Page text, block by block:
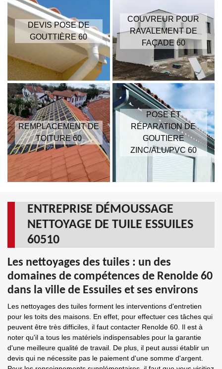
DEVIS POSE DE
GOUTTIÈRE 60
COUVREUR POUR
RAVALEMENT DE
FAÇADE 60
REMPLACEMENT DE
TOITURE 60
POSE ET
RÉPARATION DE
GOUTIERE
ZINC/ALU/PVC 60
ENTREPRISE DÉMOUSSAGE
NETTOYAGE DE TUILE ESSUILES
60510
Les nettoyages des tuiles : un des
domaines de compétences de Renolde 60
dans la ville de Essuiles et ses environs
Les nettoyages des tuiles forment les interventions d'entretien
pour les toits des maisons. En effet, pour effectuer ces tâches qui
peuvent être très difficiles, il faut contacter Renolde 60. Il est à
noter qu'il a tous les matériels indispensables pour la garantie
d'une meilleure qualité de travail. De plus, il peut aussi établir un
devis qui ne nécessite pas le paiement d'une somme d'argent.